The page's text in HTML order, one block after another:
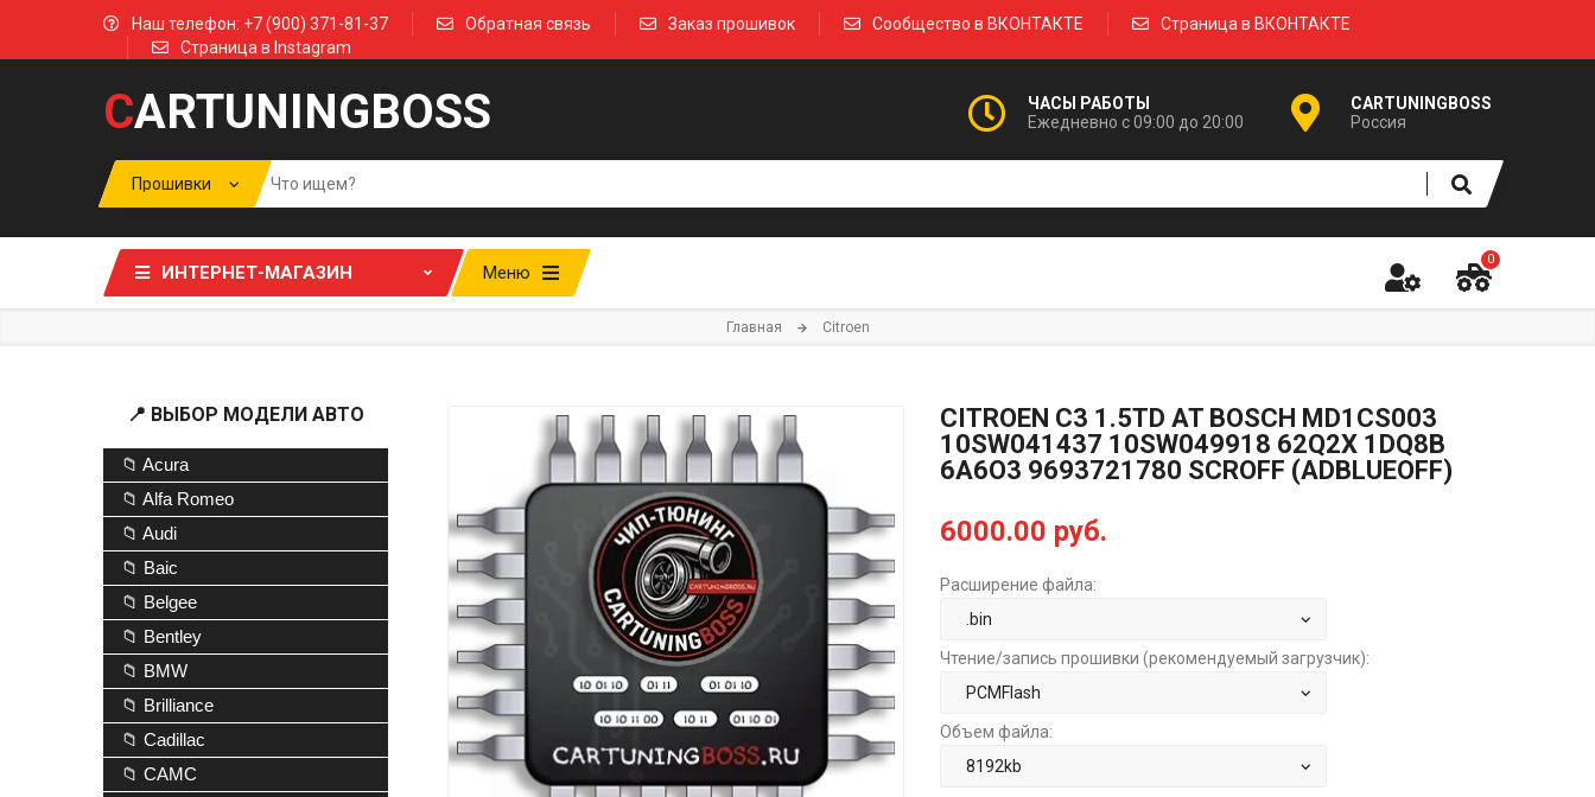
Наш телефон: +7 (900) 371-81-37 Обратная связь Заказ прошивок Сообщество в ВКОНТАКТЕ
Страница в ВКОНТАКТЕ
Страница в Instagram
CARTUNINGBOSS
ЧАСЫ РАБОТЫ
Ежедневно с 09:00 до 20:00
CARTUNINGBOSS
Россия
ИНТЕРНЕТ-МАГАЗИН Меню
0
Главная Citroen
CITROEN C3 1.5TD AT BOSCH MD1CS003
10SW041437 10SW049918 62Q2X 1DQ8B
6A6O3 9693721780 SCROFF (ADBLUEOFF)
6000.00 руб.
Расширение файла:
Чтение/запись прошивки (рекомендуемый загрузчик):
Объем файла:
📍 ВЫБОР МОДЕЛИ АВТО
📁 Acura
📁 Alfa Romeo
📁 Audi
📁 Baic
📁 Belgee
📁 Bentley
📁 BMW
📁 Brilliance
📁 Cadillac
📁 CAMC